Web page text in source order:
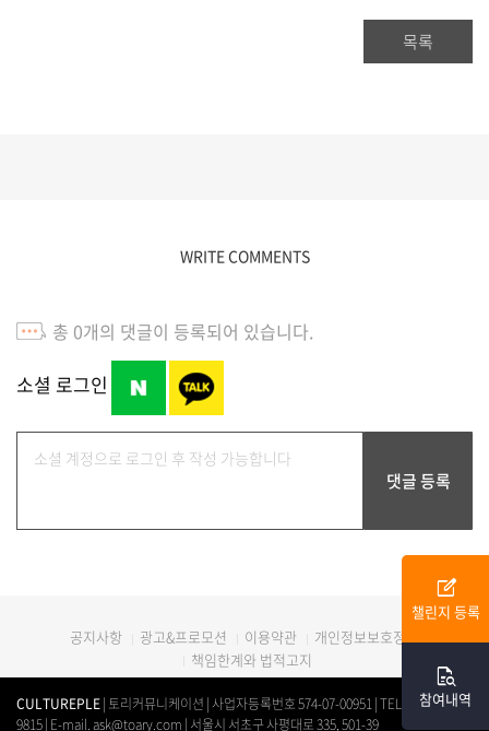
edit_square
챌린지 등록
quick_reference_all
참여내역
목록
WRITE COMMENTS
총 0개의 댓글이 등록되어 있습니다.
소셜 로그인
공지사항 광고&프로모션 이용약관
개인정보보호정책
책임한계와 법적고지
CULTUREPLE| 토리커뮤니케이션 | 사업자등록번호 574-07-00951 | TEL. 0507-1312-
9815 | E-mail. ask@toary.com | 서울시 서초구 사평대로 335, 501-39